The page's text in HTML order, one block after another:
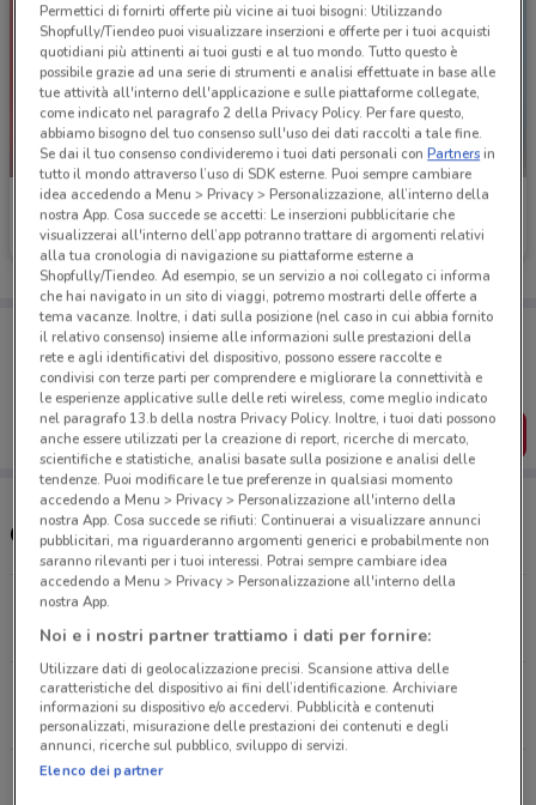
-3 GIORNI
Bennet
Scade mercoledì 13.8 km
Bennet
Scade il 16/09 15 km
Porta DoveConviene sempre con te!
Puoi trovare le migliori offerte dei negozi vicino a te,
salvarle e creare la tua lista del risparmio, comodamente
dal tuo cellulare.
SCARICA L’APP
Orari e supermercati Bennet
Via Tonale, 101 Albano Sant'alessandro
13.8 km
APERTO
via Milano, 7 Vaprio D'adda
15 km
APERTO
S.S. Soncinese, 498 Romano Di Lombardia
Permettici di fornirti offerte più vicine ai tuoi bisogni: Utilizzando
Shopfully/Tiendeo puoi visualizzare inserzioni e offerte per i tuoi acquisti
quotidiani più attinenti ai tuoi gusti e al tuo mondo. Tutto questo è
possibile grazie ad una serie di strumenti e analisi effettuate in base alle
tue attività all'interno dell'applicazione e sulle piattaforme collegate,
come indicato nel paragrafo 2 della Privacy Policy. Per fare questo,
abbiamo bisogno del tuo consenso sull'uso dei dati raccolti a tale fine.
Se dai il tuo consenso condivideremo i tuoi dati personali conPartnersin
tutto il mondo attraverso l’uso di SDK esterne. Puoi sempre cambiare
idea accedendo a Menu > Privacy > Personalizzazione, all’interno della
nostra App. Cosa succede se accetti: Le inserzioni pubblicitarie che
visualizzerai all'interno dell’app potranno trattare di argomenti relativi
alla tua cronologia di navigazione su piattaforme esterne a
Shopfully/Tiendeo. Ad esempio, se un servizio a noi collegato ci informa
che hai navigato in un sito di viaggi, potremo mostrarti delle offerte a
tema vacanze. Inoltre, i dati sulla posizione (nel caso in cui abbia fornito
il relativo consenso) insieme alle informazioni sulle prestazioni della
rete e agli identificativi del dispositivo, possono essere raccolte e
condivisi con terze parti per comprendere e migliorare la connettività e
le esperienze applicative sulle delle reti wireless, come meglio indicato
nel paragrafo 13.b della nostra Privacy Policy. Inoltre, i tuoi dati possono
anche essere utilizzati per la creazione di report, ricerche di mercato,
scientifiche e statistiche, analisi basate sulla posizione e analisi delle
tendenze. Puoi modificare le tue preferenze in qualsiasi momento
accedendo a Menu > Privacy > Personalizzazione all'interno della
nostra App. Cosa succede se rifiuti: Continuerai a visualizzare annunci
pubblicitari, ma riguarderanno argomenti generici e probabilmente non
saranno rilevanti per i tuoi interessi. Potrai sempre cambiare idea
accedendo a Menu > Privacy > Personalizzazione all'interno della
nostra App.
Noi e i nostri partner trattiamo i dati per fornire:
Utilizzare dati di geolocalizzazione precisi. Scansione attiva delle
caratteristiche del dispositivo ai fini dell’identificazione. Archiviare
informazioni su dispositivo e/o accedervi. Pubblicità e contenuti
personalizzati, misurazione delle prestazioni dei contenuti e degli
annunci, ricerche sul pubblico, sviluppo di servizi.
Elenco dei partner